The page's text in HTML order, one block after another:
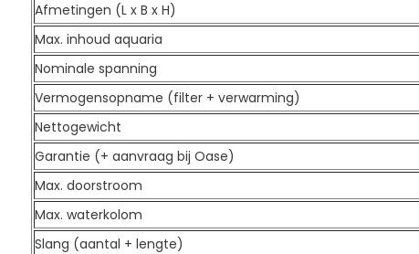
Afmetingen (L x B x H)
Max. inhoud aquaria
Nominale spanning
Vermogensopname (filter + verwarming)
Nettogewicht
Garantie (+ aanvraag bij Oase)
Max. doorstroom
Max. waterkolom
Slang (aantal + lengte)